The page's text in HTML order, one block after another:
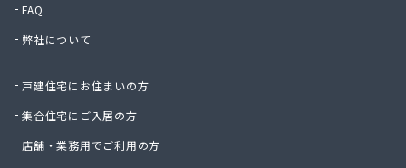
株式会社桑原商事
株式会社元久商店
株式会社古田商店
株式会社三好ガス
FAQ
弊社について
戸建住宅にお住まいの方
集合住宅にご入居の方
店舗・業務用でご利用の方